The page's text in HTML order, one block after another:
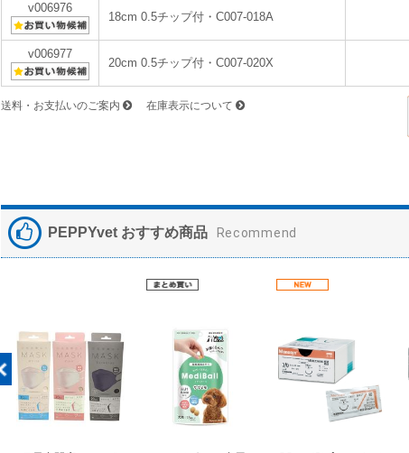
v006976
18cm 0.5チップ付・C007-018A
v006977
20cm 0.5チップ付・C007-020X
送料・お支払いのご案内 在庫表示について
PEPPYvet おすすめ商品 Recommend